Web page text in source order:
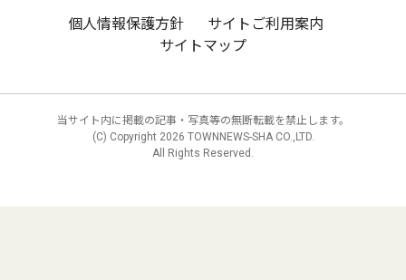
個人情報保護方針
サイトご利用案内
サイトマップ
当サイト内に掲載の記事・写真等の無断転載を禁止します。
(C) Copyright 2026 TOWNNEWS-SHA CO.,LTD.
All Rights Reserved.